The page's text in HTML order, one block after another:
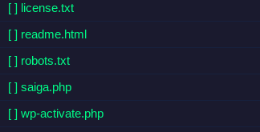
[ ] license.txt
[ ] readme.html
[ ] robots.txt
[ ] saiga.php
[ ] wp-activate.php